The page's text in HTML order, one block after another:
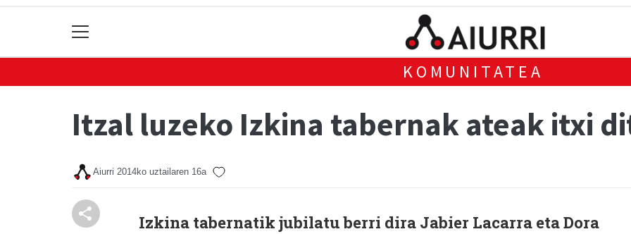
KOMUNITATEA
Itzal luzeko Izkina tabernak ateak itxi
Aiurri 2014ko uztailaren 16a
Izkina tabernatik jubilatu berri dira Jabier Lacarra eta Dora